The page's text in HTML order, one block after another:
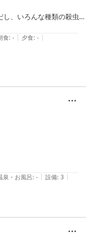
、いろんな種類の殺虫剤
ないですが数本髪の毛が
なってしまったので、申
挨拶してくださって気持
食: - | 夕食: - |
泉・お風呂: - | 設備: 3 |